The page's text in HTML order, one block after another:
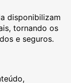
disponibilizam
tornando os
e seguros.